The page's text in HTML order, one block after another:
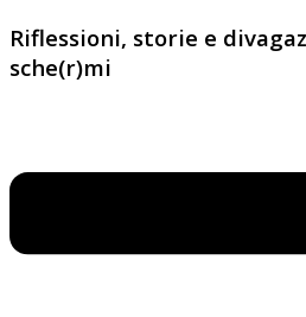
Riflessioni, storie e
sche(r)mi